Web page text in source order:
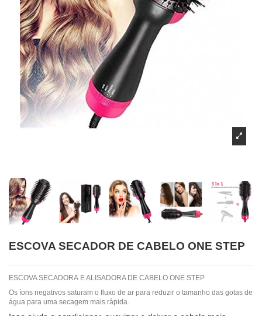
ESCOVA SECADOR DE CABELO ONE STEP
ESCOVA SECADORA E ALISADORA DE CABELO ONE STEP
Os íons negativos saturam o fluxo de ar para reduzir o tamanho das gotas de
água para uma secagem mais rápida.